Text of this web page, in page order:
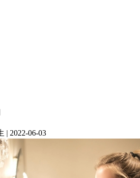
| 2022-06-03